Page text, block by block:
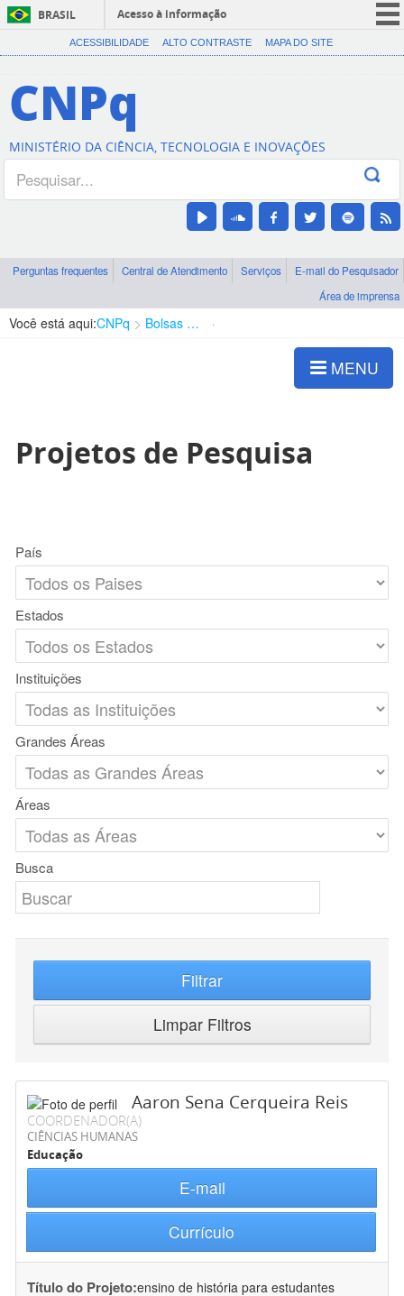
BRASIL
Acesso à informação
CORONAVÍRUS (COVID-19)
Canais
ACESSIBILIDADE ALTO CONTRASTE MAPA DO SITE
CNPq
MINISTÉRIO DA CIÊNCIA, TECNOLOGIA E INOVAÇÕES
Perguntas frequentes Central de Atendimento Serviços
E-mail do Pesquisador
Área de imprensa
Você está aqui:CNPq Bolsas e Auxílios Vigentes
MENU
Projetos de Pesquisa
País
Estados
Instituições
Grandes Áreas
Áreas
Busca
Filtrar
Limpar Filtros
Aaron Sena Cerqueira Reis
COORDENADOR(A)
CIÊNCIAS HUMANAS
Educação
E-mail
Currículo
Título do Projeto:ensino de história para estudantes